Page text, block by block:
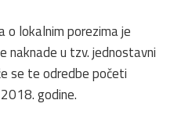
o lokalnim porezima je
naknade u tzv. jednostavni
se te odredbe početi
godine.